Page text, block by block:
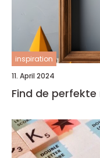
inspiration
11. April 2024
Find de